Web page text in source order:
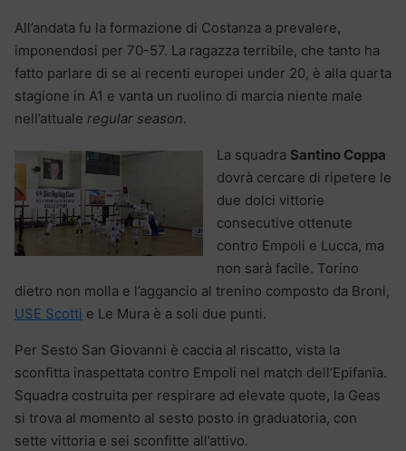
All’andata fu la formazione di Costanza a prevalere,
imponendosi per 70-57. La ragazza terribile, che tanto ha
fatto parlare di se ai recenti europei under 20, è alla quarta
stagione in A1 e vanta un ruolino di marcia niente male
nell’attuale regular season.
La squadra Santino Coppa
dovrà cercare di ripetere le
due dolci vittorie
consecutive ottenute
contro Empoli e Lucca, ma
non sarà facile. Torino
dietro non molla e l’aggancio al trenino composto da Broni,
USE Scotti e Le Mura è a soli due punti.
Per Sesto San Giovanni è caccia al riscatto, vista la
sconfitta inaspettata contro Empoli nel match dell’Epifania.
Squadra costruita per respirare ad elevate quote, la Geas
si trova al momento al sesto posto in graduatoria, con
sette vittoria e sei sconfitte all’attivo.